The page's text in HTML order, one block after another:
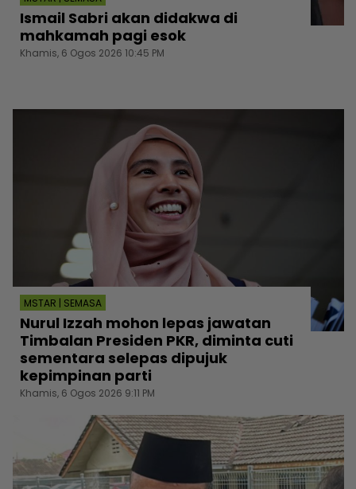
Ismail Sabri akan didakwa di
mahkamah pagi esok
Khamis, 6 Ogos 2026 10:45 PM
MSTAR | SEMASA
Nurul Izzah mohon lepas jawatan
Timbalan Presiden PKR, diminta cuti
sementara selepas dipujuk
kepimpinan parti
Khamis, 6 Ogos 2026 9:11 PM